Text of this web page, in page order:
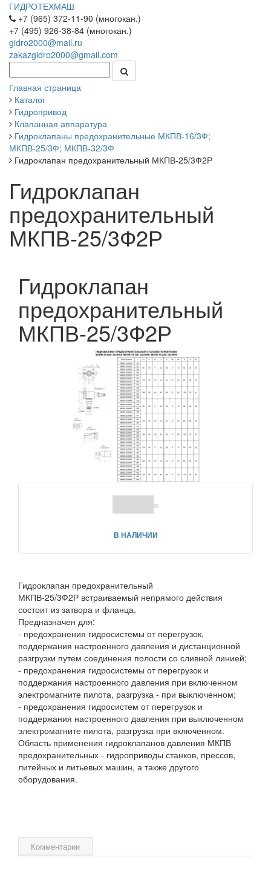
ГИДРОТЕХМАШ
+7 (965) 372-11-90 (многокан.)
+7 (495) 926-38-84 (многокан.)
gidro2000@mail.ru
zakazgidro2000@gmail.com
Главная страница
Каталог
Гидропривод
Клапанная аппаратура
Гидроклапаны предохранительные МКПВ-16/3Ф;
МКПВ-25/3Ф; МКПВ-32/3Ф
Гидроклапан предохранительный МКПВ-25/3Ф2Р
Гидроклапан
предохранительный
МКПВ-25/3Ф2Р
Гидроклапан
предохранительный
МКПВ-25/3Ф2Р
(0)
В НАЛИЧИИ
Гидроклапан предохранительный
МКПВ-25/3Ф2Р встраиваемый непрямого действия
состоит из затвора и фланца.
Предназначен для:
- предохранения гидросистемы от перегрузок,
поддержания настроенного давления и дистанционной
разгрузки путем соединения полости со сливной линией;
- предохранения гидросистемы от перегрузок и
поддержания настроенного давления при включенном
электромагните пилота, разгрузка - при выключенном;
- предохранения гидросистем от перегрузок и
поддержания настроенного давления при выключенном
электромагните пилота, разгрузка при включенном.
Область применения гидроклапанов давления МКПВ
предохранительных - гидроприводы станков, прессов,
литейных и литьевых машин, а также другого
оборудования.
Комментарии